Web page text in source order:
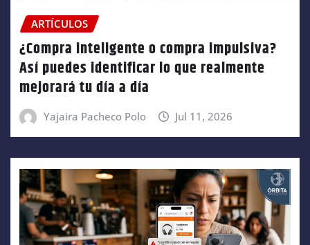
ARTÍCULOS
¿Compra inteligente o compra impulsiva?
Así puedes identificar lo que realmente
mejorará tu día a día
Yajaira Pacheco Polo Jul 11, 2026